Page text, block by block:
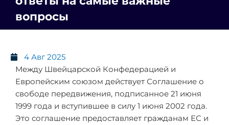
вопросы
4 Авг 2025
Между Швейцарской Конфедерацией и
Европейским союзом действует Соглашение о
свободе передвижения, подписанное 21 июня
1999 года и вступившее в силу 1 июня 2002 года.
Это соглашение предоставляет гражданам ЕС и